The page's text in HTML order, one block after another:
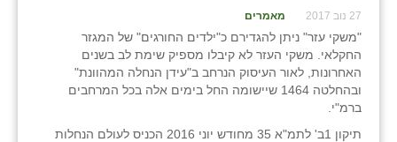
27 נוב 2017 מאמרים
"משקי עזר" ניתן להגדירם כ"ילדים החורגים" של המגזר
החקלאי. משקי העזר לא קיבלו מספיק שימת לב בשנים
האחרונות, לאור העיסוק הנרחב ב"עידן הנחלה המהוונת"
ובהחלטה 1464 שיישומה החל בימים אלה בכל המרחבים
ברמ"י.
תיקון 1ב' לתמ"א 35 מחודש יוני 2016 הכניס לעולם הנחלות